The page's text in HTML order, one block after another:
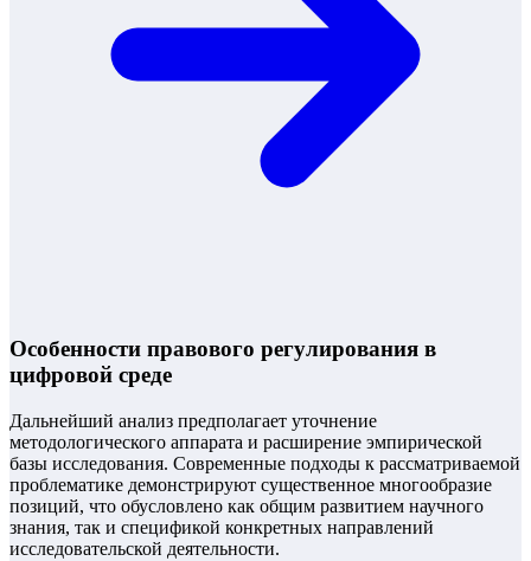
Особенности правового регулирования в
цифровой среде
Дальнейший анализ предполагает уточнение
методологического аппарата и расширение эмпирической
базы исследования. Современные подходы к рассматриваемой
проблематике демонстрируют существенное многообразие
позиций, что обусловлено как общим развитием научного
знания, так и спецификой конкретных направлений
исследовательской деятельности.